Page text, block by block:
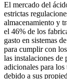
El mercado del
estrictas
almacenamiento y
el 46% de los
gasto en sistemas
para cumplir con
las instalaciones de
adicionales para
debido a sus